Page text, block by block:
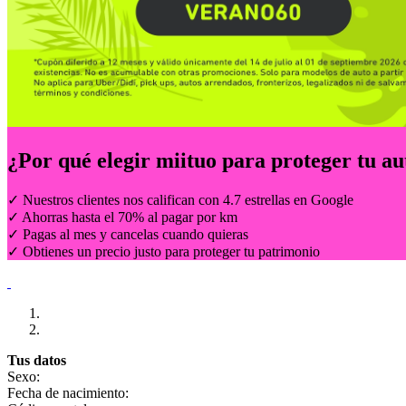
¿Por qué elegir miituo para proteger tu
✓ Nuestros clientes nos califican con 4.7 estrellas en Google
✓ Ahorras hasta el 70% al pagar por km
✓ Pagas al mes y cancelas cuando quieras
✓ Obtienes un precio justo para proteger tu patrimonio
Tus datos
Sexo:
Fecha de nacimiento: